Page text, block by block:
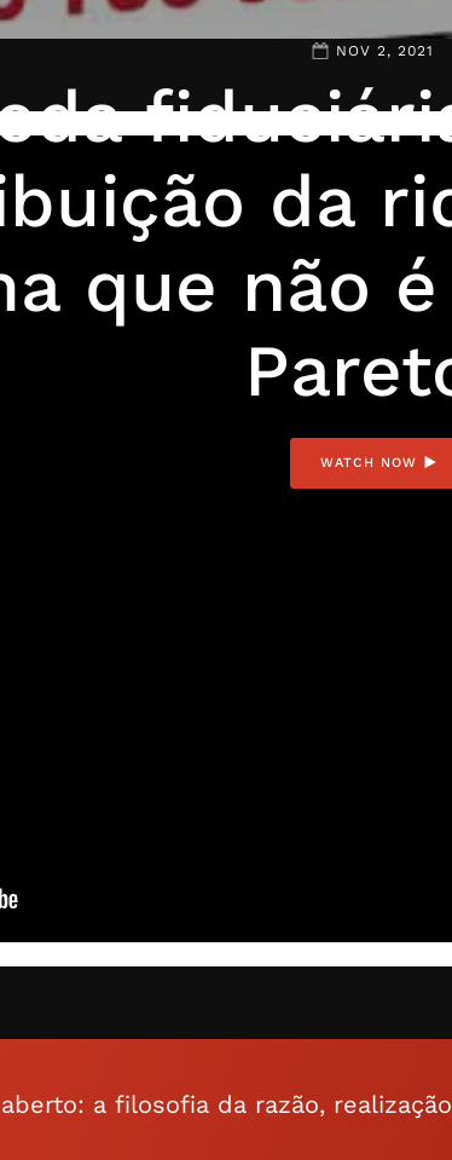
NOV 2, 2021
da
que não
WATCH NOW
a filosofia da razão,